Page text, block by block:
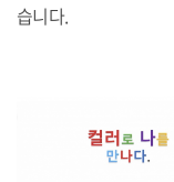
습니다.